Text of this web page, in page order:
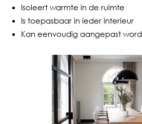
Isoleert warmte in de ruimte
Is toepasbaar in ieder interieur
Kan eenvoudig aangepast